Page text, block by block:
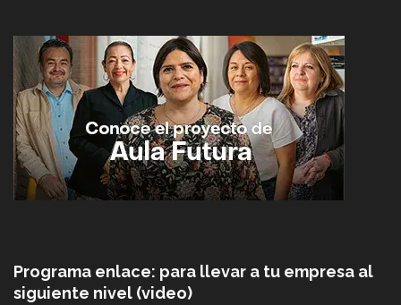
Programa enlace: para llevar a tu empresa al
siguiente nivel (video)